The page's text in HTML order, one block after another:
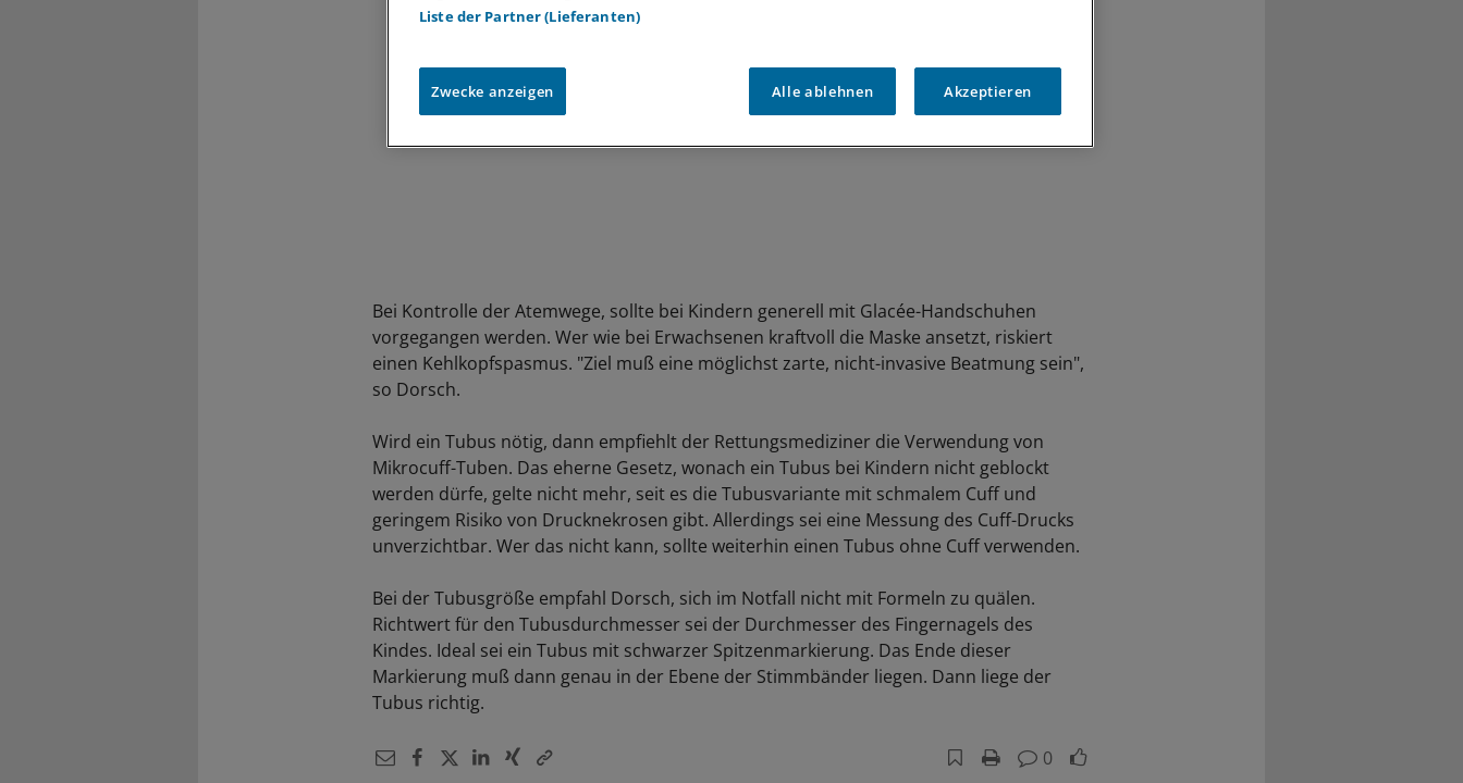
Bei Kontrolle der Atemwege, sollte bei Kindern generell mit Glacée-Handschuhen
vorgegangen werden. Wer wie bei Erwachsenen kraftvoll die Maske ansetzt, riskiert
einen Kehlkopfspasmus. "Ziel muß eine möglichst zarte, nicht-invasive Beatmung sein",
so Dorsch.
Wird ein Tubus nötig, dann empfiehlt der Rettungsmediziner die Verwendung von
Mikrocuff-Tuben. Das eherne Gesetz, wonach ein Tubus bei Kindern nicht geblockt
werden dürfe, gelte nicht mehr, seit es die Tubusvariante mit schmalem Cuff und
geringem Risiko von Drucknekrosen gibt. Allerdings sei eine Messung des Cuff-Drucks
unverzichtbar. Wer das nicht kann, sollte weiterhin einen Tubus ohne Cuff verwenden.
Bei der Tubusgröße empfahl Dorsch, sich im Notfall nicht mit Formeln zu quälen.
Richtwert für den Tubusdurchmesser sei der Durchmesser des Fingernagels des
Kindes. Ideal sei ein Tubus mit schwarzer Spitzenmarkierung. Das Ende dieser
Markierung muß dann genau in der Ebene der Stimmbänder liegen. Dann liege der
Tubus richtig.
0
Liste der Partner (Lieferanten)
Zwecke anzeigen Alle ablehnen Akzeptieren